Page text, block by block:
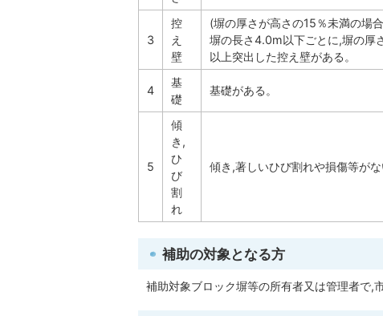
3
控
え
壁
(塀の厚さが高さの15％未満の場
塀の長さ4.0m以下ごとに,塀の厚
以上突出した控え壁がある。
4
基
礎
基礎がある。
5
傾
き,
ひ
び
割
れ
傾き,著しいひび割れや損傷等がな
補助の対象となる方
補助対象ブロック塀等の所有者又は管理者で,